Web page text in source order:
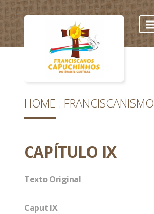
HOME FRANCISCANISMO
CAPÍTULO IX
Texto Original
Caput IX